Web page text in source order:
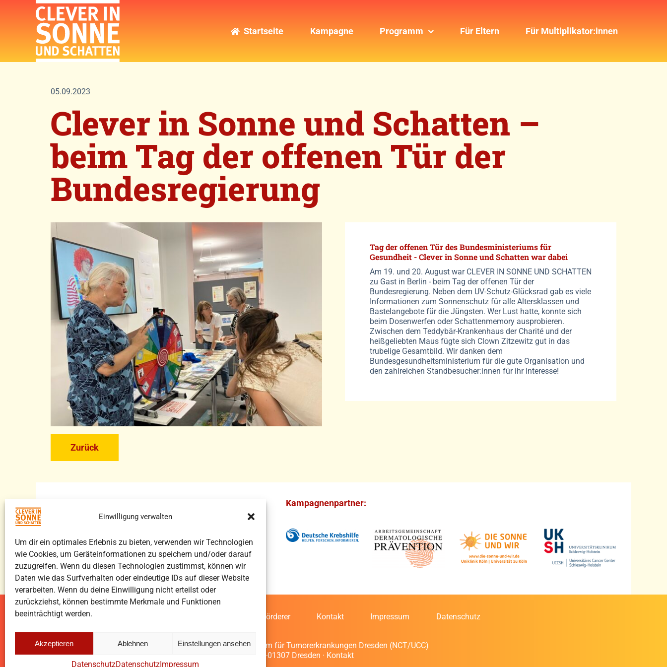
Einwilligung verwalten
Um dir ein optimales Erlebnis zu bieten, verwenden wir Technologien
wie Cookies, um Geräteinformationen zu speichern und/oder darauf
zuzugreifen. Wenn du diesen Technologien zustimmst, können wir
Daten wie das Surfverhalten oder eindeutige IDs auf dieser Website
verarbeiten. Wenn du deine Einwilligung nicht erteilst oder
zurückziehst, können bestimmte Merkmale und Funktionen
beeinträchtigt werden.
Akzeptieren Ablehnen Einstellungen ansehen
DatenschutzDatenschutzImpressum
Startseite Kampagne Programm Für Eltern Für Multiplikator:innen
05.09.2023
Clever in Sonne und Schatten –
beim Tag der offenen Tür der
Bundesregierung
Tag der offenen Tür des Bundesministeriums für
Gesundheit - Clever in Sonne und Schatten war dabei
Am 19. und 20. August war CLEVER IN SONNE UND SCHATTEN
zu Gast in Berlin - beim Tag der offenen Tür der
Bundesregierung. Neben dem UV-Schutz-Glücksrad gab es viele
Informationen zum Sonnenschutz für alle Altersklassen und
Bastelangebote für die Jüngsten. Wer Lust hatte, konnte sich
beim Dosenwerfen oder Schattenmemory ausprobieren.
Zwischen dem Teddybär-Krankenhaus der Charité und der
heißgeliebten Maus fügte sich Clown Zitzewitz gut in das
trubelige Gesamtbild. Wir danken dem
Bundesgesundheitsministerium für die gute Organisation und
den zahlreichen Standbesucher:innen für ihr Interesse!
Zurück
Dresden (NCT/UCC)
Kampagnenpartner:
Förderer Kontakt Impressum Datenschutz
Nationales Centrum für Tumorerkrankungen Dresden (NCT/UCC)
Fetscherstr. 74 · D-01307 Dresden · Kontakt